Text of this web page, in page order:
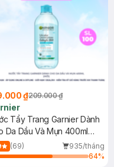
₫209.000 ₫
Tẩy Trang Garnier Dành
Da Dầu Và Mụn 400ml
(69)
935/tháng
64%